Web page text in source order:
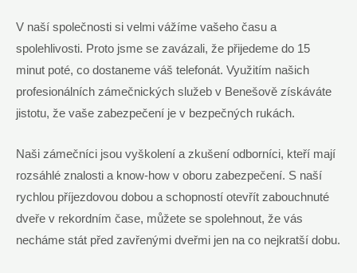
V naší společnosti si velmi vážíme vašeho času a
spolehlivosti. Proto jsme se zavázali, že přijedeme do 15
minut poté, co dostaneme váš telefonát. Využitím našich
profesionálních zámečnických služeb v Benešově získáváte
jistotu, že vaše zabezpečení je v bezpečných rukách.
Naši zámečníci jsou vyškolení a zkušení odborníci, kteří mají
rozsáhlé znalosti a know-how v oboru zabezpečení. S naší
rychlou příjezdovou dobou a schopností otevřít zabouchnuté
dveře v rekordním čase, můžete se spolehnout, že vás
necháme stát před zavřenými dveřmi jen na co nejkratší dobu.